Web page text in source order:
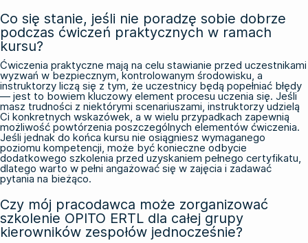
Co się stanie, jeśli nie poradzę sobie dobrze
podczas ćwiczeń praktycznych w ramach
kursu?
Ćwiczenia praktyczne mają na celu stawianie przed uczestnikami
wyzwań w bezpiecznym, kontrolowanym środowisku, a
instruktorzy liczą się z tym, że uczestnicy będą popełniać błędy
— jest to bowiem kluczowy element procesu uczenia się. Jeśli
masz trudności z niektórymi scenariuszami, instruktorzy udzielą
Ci konkretnych wskazówek, a w wielu przypadkach zapewnią
możliwość powtórzenia poszczególnych elementów ćwiczenia.
Jeśli jednak do końca kursu nie osiągniesz wymaganego
poziomu kompetencji, może być konieczne odbycie
dodatkowego szkolenia przed uzyskaniem pełnego certyfikatu,
dlatego warto w pełni angażować się w zajęcia i zadawać
pytania na bieżąco.
Czy mój pracodawca może zorganizować
szkolenie OPITO ERTL dla całej grupy
kierowników zespołów jednocześnie?